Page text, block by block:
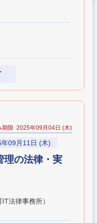
期限 2025年09月04日 (木)
09月11日 (木)
理の法律・実
法律事務所）